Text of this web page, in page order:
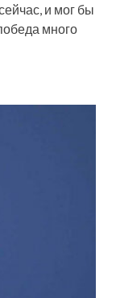
и мог бы
много